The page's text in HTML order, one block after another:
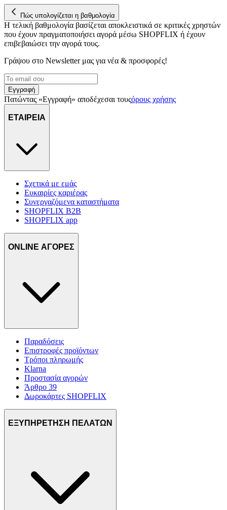
Πώς υπολογίζεται η βαθμολογία
Η τελική βαθμολογία βασίζεται αποκλειστικά σε κριτικές χρηστών
που έχουν πραγματοποιήσει αγορά μέσω SHOPFLIX ή έχουν
επιβεβαιώσει την αγορά τους.
Γράψου στο Νewsletter μας για νέα & προσφορές!
Εγγραφή
Πατώντας «Εγγραφή» αποδέχεσαι τουςόρους χρήσης
ΕΤΑΙΡΕΙΑ
Σχετικά με εμάς
Ευκαιρίες καριέρας
Συνεργαζόμενα καταστήματα
SHOPFLIX B2B
SHOPFLIX app
ONLINE ΑΓΟΡΕΣ
Παραδόσεις
Επιστροφές προϊόντων
Τρόποι πληρωμής
Klarna
Προστασία αγορών
Άρθρο 39
Δωροκάρτες SHOPFLIX
ΕΞΥΠΗΡΕΤΗΣΗ ΠΕΛΑΤΩΝ